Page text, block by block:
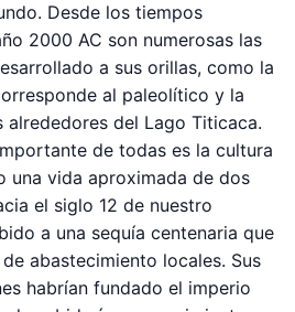
Desde los tiempos
2000 AC son numerosas las
a sus orillas, como la
al paleolítico y la
alrededores del Lago Titicaca.
de todas es la cultura
una vida aproximada de dos
el siglo 12 de nuestro
a una sequía centenaria que
abastecimiento locales. Sus
habrían fundado el imperio